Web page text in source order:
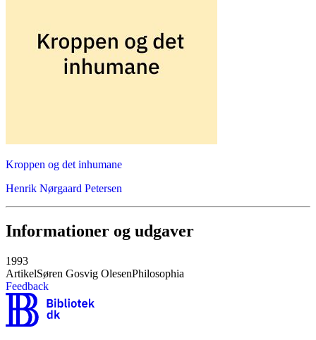
Kroppen og det inhumane
Henrik Nørgaard Petersen
Informationer og udgaver
1993
ArtikelSøren Gosvig OlesenPhilosophia
Feedback